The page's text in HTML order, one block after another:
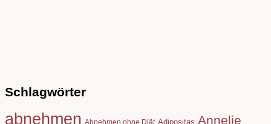
Schlagwörter
abnehmen Abnehmen ohne Diät Adipositas Annelie